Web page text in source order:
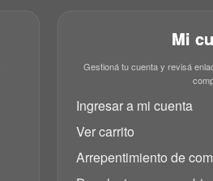
Mi
Gestioná tu cuenta y revisá
Ingresar a mi cuenta
Ver carrito
Arrepentimiento de